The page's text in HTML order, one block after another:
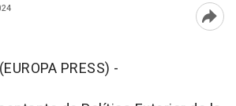
PRESS) -